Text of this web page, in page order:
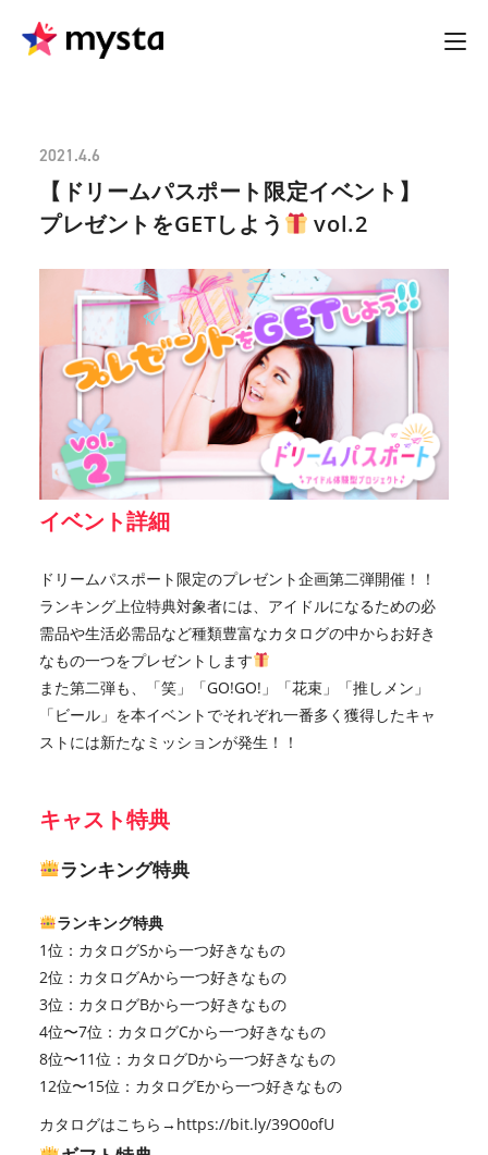
2021.4.6
【ドリームパスポート限定イベント】
プレゼントをGETしよう
vol.2
イベント詳細
ドリームパスポート限定のプレゼント企画第二弾開催！！
ランキング上位特典対象者には、アイドルになるための必
需品や生活必需品など種類豊富なカタログの中からお好き
なもの一つをプレゼントします
また第二弾も、「笑」「GO!GO!」「花束」「推しメン」
「ビール」を本イベントでそれぞれ一番多く獲得したキャ
ストには新たなミッションが発生！！
キャスト特典
ランキング特典
ランキング特典
1位：カタログSから一つ好きなもの
2位：カタログAから一つ好きなもの
3位：カタログBから一つ好きなもの
4位〜7位：カタログCから一つ好きなもの
8位〜11位：カタログDから一つ好きなもの
12位〜15位：カタログEから一つ好きなもの
カタログはこちら→ https://bit.ly/39O0ofU